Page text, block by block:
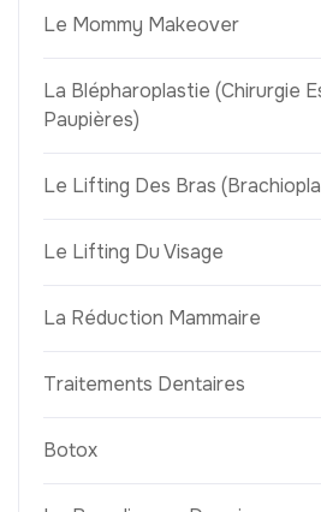
Le Mommy Makeover
La Blépharoplastie (Chirurgie
Paupières)
Le Lifting Des Bras
Le Lifting Du Visage
La Réduction Mammaire
Traitements Dentaires
Botox